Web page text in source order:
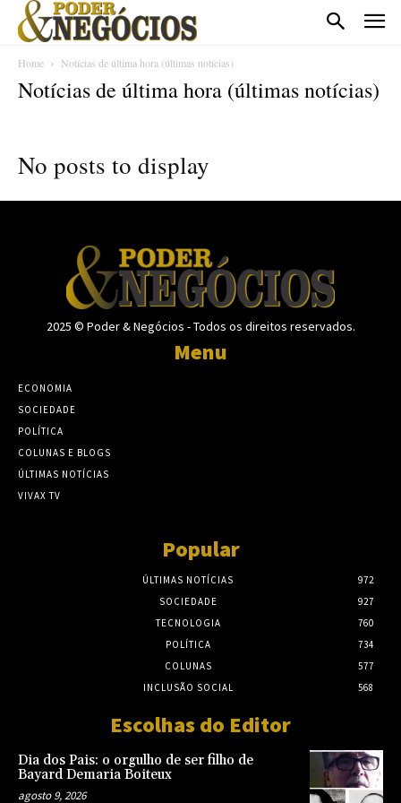
Home Notícias de última hora (últimas notícias)
Notícias de última hora (últimas notícias)
No posts to display
2025 © Poder & Negócios - Todos os direitos reservados.
Menu
ECONOMIA
SOCIEDADE
POLÍTICA
COLUNAS E BLOGS
ÚLTIMAS NOTÍCIAS
VIVAX TV
Popular
ÚLTIMAS NOTÍCIAS
972
SOCIEDADE
927
TECNOLOGIA
760
POLÍTICA
734
COLUNAS
577
INCLUSÃO SOCIAL
568
Escolhas do Editor
Dia dos Pais: o orgulho de ser filho de
Bayard Demaria Boiteux
agosto 9, 2026